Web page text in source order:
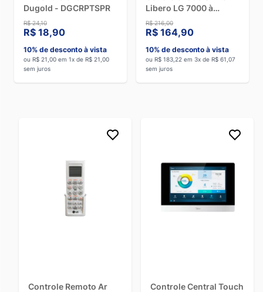
Dugold - DGCRPTSPR
R$ 24,10
R$ 18,90
10% de desconto à vista
ou R$ 21,00 em 1x de R$ 21,00
sem juros
Libero LG 7000 à
24000 BTUs Quente
Frio - AKB74375403
R$ 216,00
R$ 164,90
10% de desconto à vista
ou R$ 183,22 em 3x de R$ 61,07
sem juros
Controle Remoto Ar
Controle Central Touch